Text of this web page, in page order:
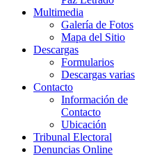
Multimedia
Galería de Fotos
Mapa del Sitio
Descargas
Formularios
Descargas varias
Contacto
Información de
Contacto
Ubicación
Tribunal Electoral
Denuncias Online